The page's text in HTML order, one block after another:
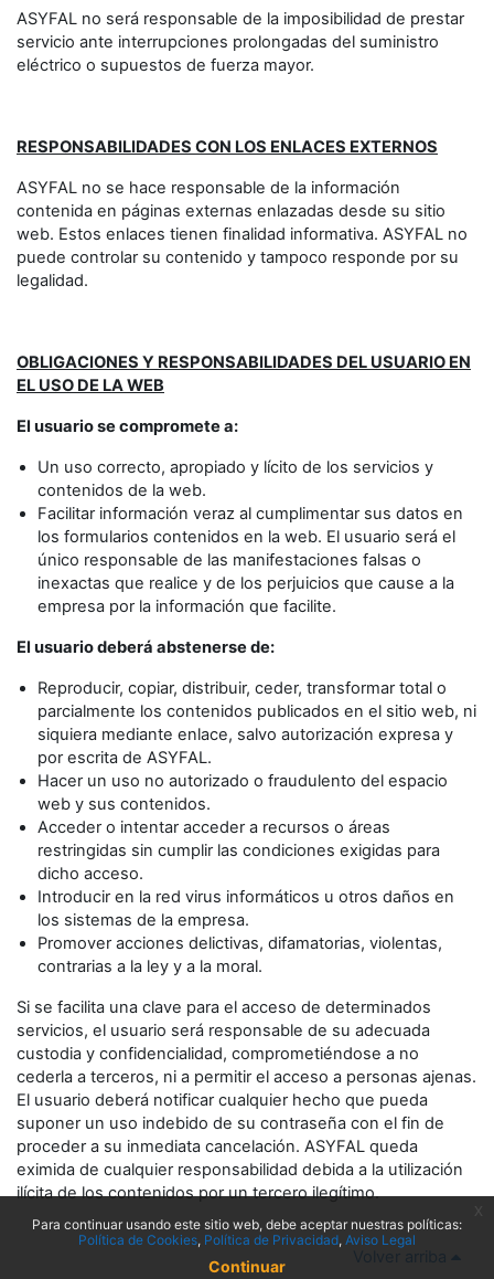
ASYFAL no será responsable de la imposibilidad de prestar
servicio ante interrupciones prolongadas del suministro
eléctrico o supuestos de fuerza mayor.
RESPONSABILIDADES CON LOS ENLACES EXTERNOS
ASYFAL no se hace responsable de la información
contenida en páginas externas enlazadas desde su sitio
web. Estos enlaces tienen finalidad informativa. ASYFAL no
puede controlar su contenido y tampoco responde por su
legalidad.
OBLIGACIONES Y RESPONSABILIDADES DEL USUARIO EN
EL USO DE LA WEB
El usuario se compromete a:
Un uso correcto, apropiado y lícito de los servicios y
contenidos de la web.
Facilitar información veraz al cumplimentar sus datos en
los formularios contenidos en la web. El usuario será el
único responsable de las manifestaciones falsas o
inexactas que realice y de los perjuicios que cause a la
empresa por la información que facilite.
El usuario deberá abstenerse de:
Reproducir, copiar, distribuir, ceder, transformar total o
parcialmente los contenidos publicados en el sitio web, ni
siquiera mediante enlace, salvo autorización expresa y
por escrita de ASYFAL.
Hacer un uso no autorizado o fraudulento del espacio
web y sus contenidos.
Acceder o intentar acceder a recursos o áreas
restringidas sin cumplir las condiciones exigidas para
dicho acceso.
Introducir en la red virus informáticos u otros daños en
los sistemas de la empresa.
Promover acciones delictivas, difamatorias, violentas,
contrarias a la ley y a la moral.
Si se facilita una clave para el acceso de determinados
servicios, el usuario será responsable de su adecuada
custodia y confidencialidad, comprometiéndose a no
cederla a terceros, ni a permitir el acceso a personas ajenas.
El usuario deberá notificar cualquier hecho que pueda
suponer un uso indebido de su contraseña con el fin de
proceder a su inmediata cancelación. ASYFAL queda
eximida de cualquier responsabilidad debida a la utilización
ilícita de los contenidos por un tercero ilegítimo.
Volver arriba
Para continuar usando este sitio web, debe aceptar nuestras políticas:
Política de Cookies Política de Privacidad Aviso Legal
Continuar